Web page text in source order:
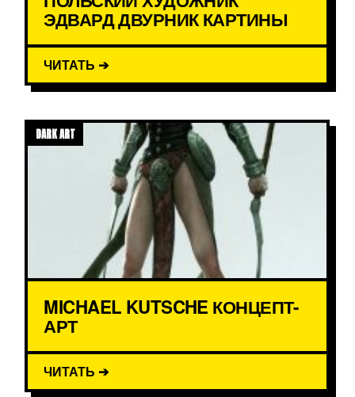
ЭДВАРД ДВУРНИК КАРТИНЫ
ЧИТАТЬ ➔
DARK ART
MICHAEL KUTSCHE КОНЦЕПТ-
АРТ
ЧИТАТЬ ➔